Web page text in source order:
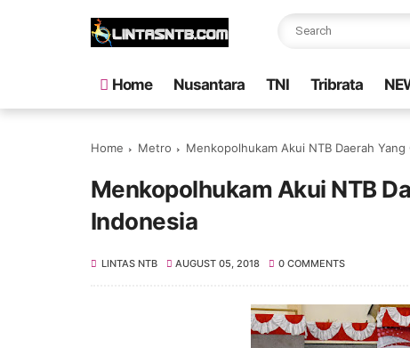
Home Nusantara TNI Tribrata
Home Metro Menkopolhukam Akui NTB Daerah
Menkopolhukam Akui NTB
Indonesia
LINTAS NTB AUGUST 05, 2018 0 COMMENTS